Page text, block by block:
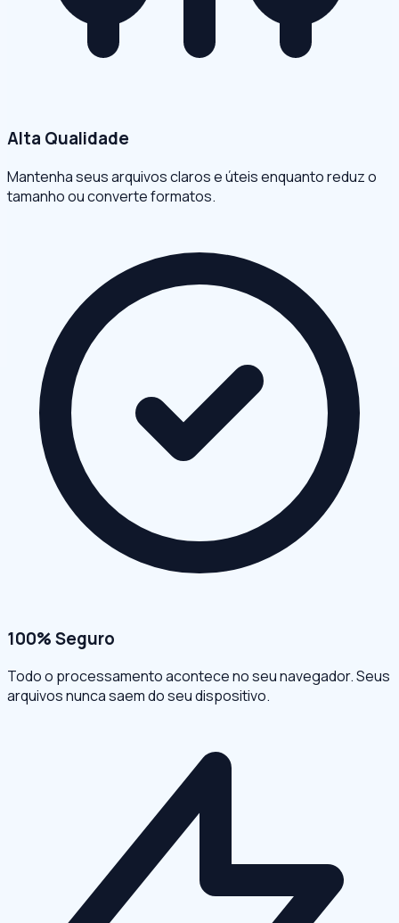
Alta Qualidade
Mantenha seus arquivos claros e úteis enquanto reduz o
tamanho ou converte formatos.
100% Seguro
Todo o processamento acontece no seu navegador. Seus
arquivos nunca saem do seu dispositivo.